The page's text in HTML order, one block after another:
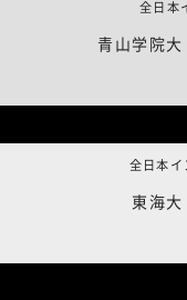
青山学院大
全日
東海大
全日本